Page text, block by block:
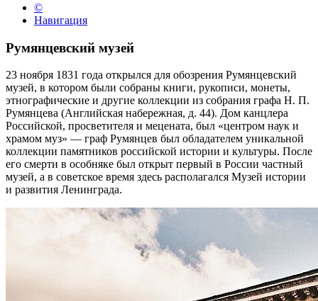
©
Навигация
Румянцевский музей
23 ноября 1831 года открылся для обозрения Румянцевский
музей, в котором были собраны книги, рукописи, монеты,
этнографические и другие коллекции из собрания графа Н. П.
Румянцева (Английская набережная, д. 44). Дом канцлера
Российской, просветителя и мецената, был «центром наук и
храмом муз» — граф Румянцев был обладателем уникальной
коллекции памятников российской истории и культуры. После
его смерти в особняке был открыт первый в России частный
музей, а в советское время здесь располагался Музей истории
и развития Ленинграда.